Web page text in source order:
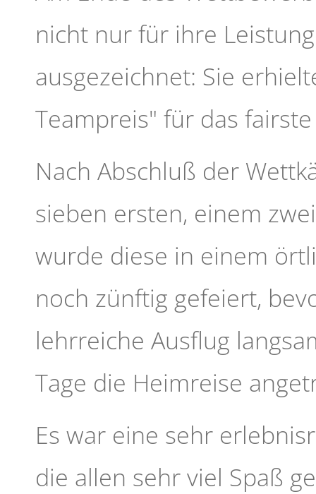
nicht nur für ihre
ausgezeichnet: Sie
Teampreis" für das
Nach Abschluß der
sieben ersten, einem
wurde diese in einem
noch zünftig gefeiert,
lehrreiche Ausflug
Tage die Heimreise
Es war eine sehr
die allen sehr viel Spaß